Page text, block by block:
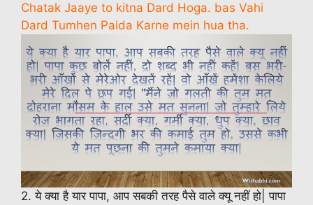
Chatak Jaaye to kitna Dard Hoga. bas Vahi
Dard Tumhen Paida Karne mein hua tha.
2. ये क्या है यार पापा, आप सबकी तरह पैसे वाले क्यू नहीं हो| पापा